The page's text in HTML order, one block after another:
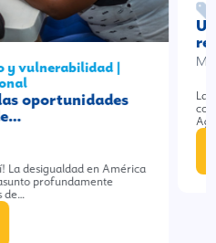
y vulnerabilidad |
oportunidades
La desigualdad en América
profundamente
de…
La